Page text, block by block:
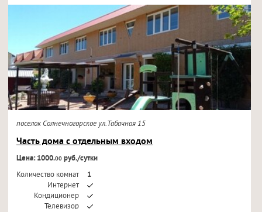
поселок Солнечногорское ул.Табачная 15
Часть дома с отдельным входом
Цена: 1000.00руб./сутки
Количество комнат
1
Интернет
Кондиционер
Телевизор